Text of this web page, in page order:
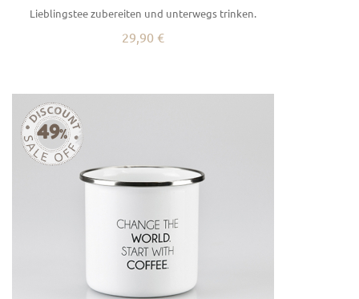
Lieblingstee zubereiten und unterwegs trinken.
29,90 €
49%